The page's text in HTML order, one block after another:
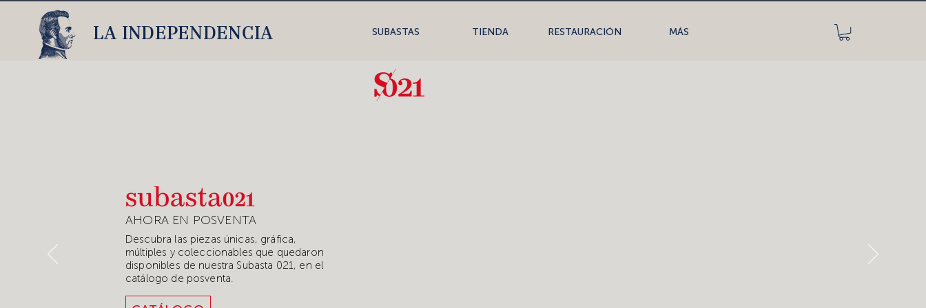
LA INDEPENDENCIA SUBASTAS TIENDA RESTAURACIÓN MÁS
AHORA EN POSVENTA
Descubra las piezas únicas, gráfica,
múltiples y coleccionables que quedaron
disponibles de nuestra Subasta 021, en el
catálogo de posventa.